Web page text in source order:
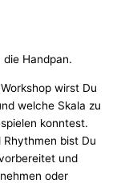
Handpan.
wirst Du
welche Skala zu
konntest.
Rhythmen bist Du
und
oder